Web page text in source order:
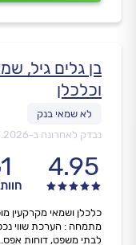
בן גלים גיל,
וכלכלן
נבדק לאחרונה ב-
4.95
כלכלן ושמאי מקרקעין
מתמחה : הערכת שווי
לבתי משפט, דוחות